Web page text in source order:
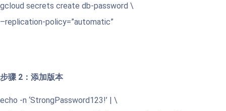
gcloud secrets create db-password \
–replication-policy=”automatic”
步骤 2：添加版本
echo -n ‘StrongPassword123!’ | \